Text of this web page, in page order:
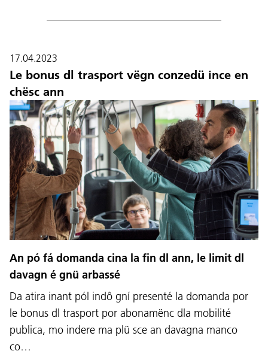
17.04.2023
Le bonus dl trasport vëgn conzedü ince en
chësc ann
An pó fá domanda cina la fin dl ann, le limit dl
davagn é gnü arbassé
Da atira inant pól indô gní presenté la domanda por
le bonus dl trasport por abonamënc dla mobilité
publica, mo indere ma plü sce an davagna manco
co…